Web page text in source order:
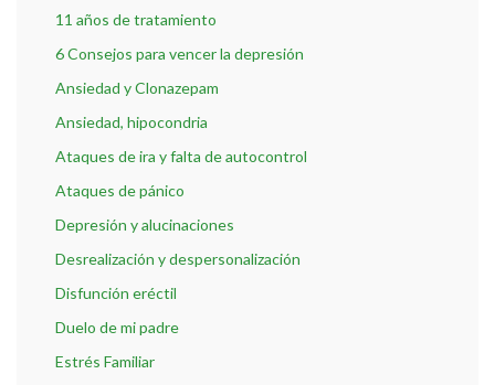
11 años de tratamiento
6 Consejos para vencer la depresión
Ansiedad y Clonazepam
Ansiedad, hipocondria
Ataques de ira y falta de autocontrol
Ataques de pánico
Depresión y alucinaciones
Desrealización y despersonalización
Disfunción eréctil
Duelo de mi padre
Estrés Familiar